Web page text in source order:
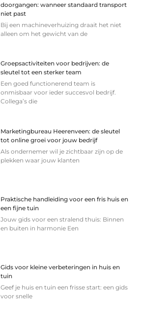
doorgangen: wanneer standaard transport
niet past
Bij een machineverhuizing draait het niet
alleen om het gewicht van de
Groepsactiviteiten voor bedrijven: de
sleutel tot een sterker team
Een goed functionerend team is
onmisbaar voor ieder succesvol bedrijf.
Collega’s die
Marketingbureau Heerenveen: de sleutel
tot online groei voor jouw bedrijf
Als ondernemer wil je zichtbaar zijn op de
plekken waar jouw klanten
Praktische handleiding voor een fris huis en
een fijne tuin
Jouw gids voor een stralend thuis: Binnen
en buiten in harmonie Een
Gids voor kleine verbeteringen in huis en
tuin
Geef je huis en tuin een frisse start: een gids
voor snelle